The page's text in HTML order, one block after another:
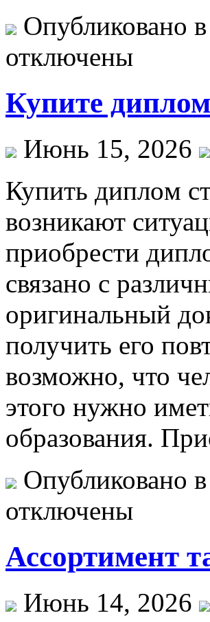
Опубликовано в
отключены
Купите
Июнь 15, 2026
Купить диплoм
возникают
приобрести
связано с
оригинальный
получить его
возможно, что
этого нужно
образования.
Опубликовано в
отключены
Ассортимент
Июнь 14, 2026